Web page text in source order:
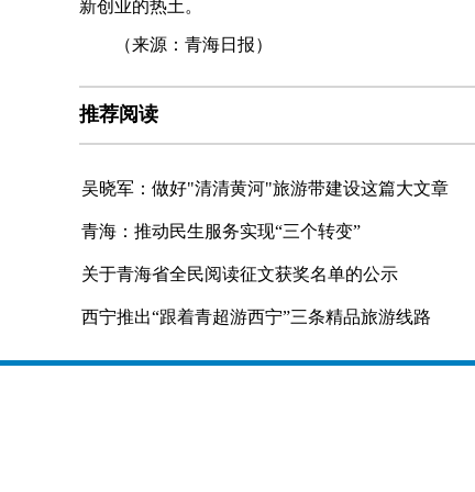
新创业的热土。
（来源：青海日报）
推荐阅读
吴晓军：做好"清清黄河"旅游带建设这篇大文章
青海：推动民生服务实现“三个转变”
关于青海省全民阅读征文获奖名单的公示
西宁推出“跟着青超游西宁”三条精品旅游线路